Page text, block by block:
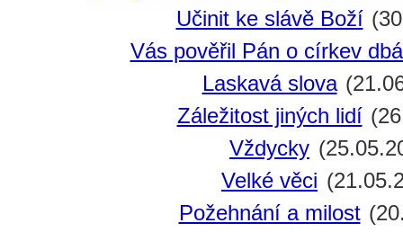
Učinit ke slávě Boží
Vás pověřil Pán o církev
Laskavá slova
Záležitost jiných lidí
Vždycky
Velké věci
Požehnání a milost